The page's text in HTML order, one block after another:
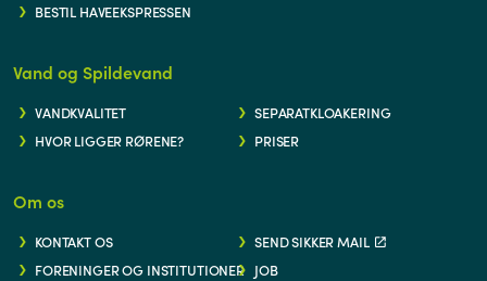
BESTIL HAVEEKSPRESSEN
Vand og Spildevand
VANDKVALITET
SEPARATKLOAKERING
HVOR LIGGER RØRENE?
PRISER
Om os
KONTAKT OS
SEND SIKKER MAIL
FORENINGER OG INSTITUTIONER JOB